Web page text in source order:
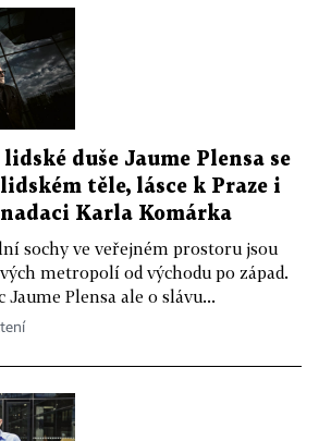
duše Jaume Plensa se
těle, lásce k Praze i
nadaci Karla Komárka
sochy ve veřejném prostoru jsou
metropolí od východu po západ.
Plensa ale o slávu...